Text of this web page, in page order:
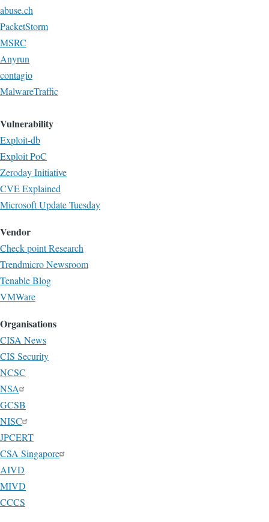
abuse.ch
PacketStorm
MSRC
Anyrun
contagio
MalwareTraffic
Vulnerability
Exploit-db
Exploit PoC
Zeroday Initiative
CVE Explained
Microsoft Update Tuesday
Vendor
Check point Research
Trendmicro Newsroom
Tenable Blog
VMWare
Organisations
CISA News
CIS Security
NCSC
NSA
GCSB
NISC
JPCERT
CSA Singapore
AIVD
MIVD
CCCS